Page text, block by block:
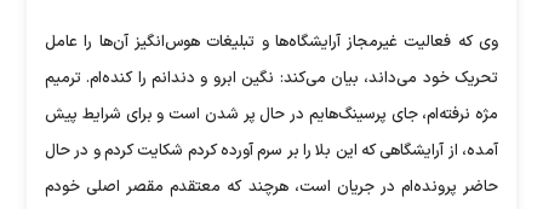
وی که فعالیت غیرمجاز آرایشگاه‌ها و تبلیغات هوس‌انگیز آن‌ها را عامل
تحریک خود می‌داند، بیان می‌کند: نگین ابرو و دندانم را کنده‌ام. ترمیم
مژه نرفته‌ام، جای پرسینگ‌هایم در حال پر شدن است و برای شرایط پیش
آمده، از آرایشگاهی که این بلا را بر سرم آورده کردم شکایت کردم و در حال
حاضر پرونده‌ام در جریان است، هرچند که معتقدم مقصر اصلی خودم